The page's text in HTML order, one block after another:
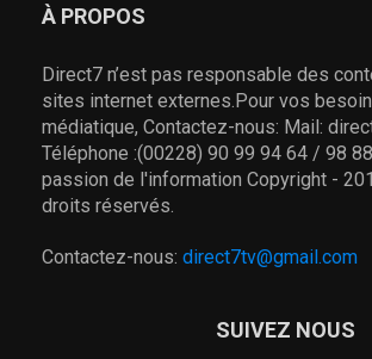
À PROPOS
Direct7 n’est pas responsable des
sites internet externes.Pour vos
médiatique, Contactez-nous: Mail:
Téléphone :(00228) 90 99 94 64 / 98
passion de l'information Copyright -
droits réservés.
Contactez-nous: direct7tv@gmail.com
SUIVEZ NOUS